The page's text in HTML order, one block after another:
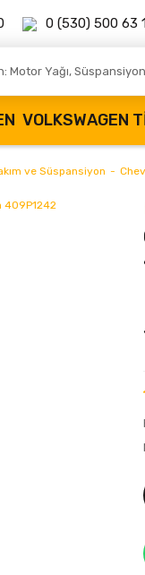
0 (530) 500 63
VOLKSWAGEN
ve Süspansiyon